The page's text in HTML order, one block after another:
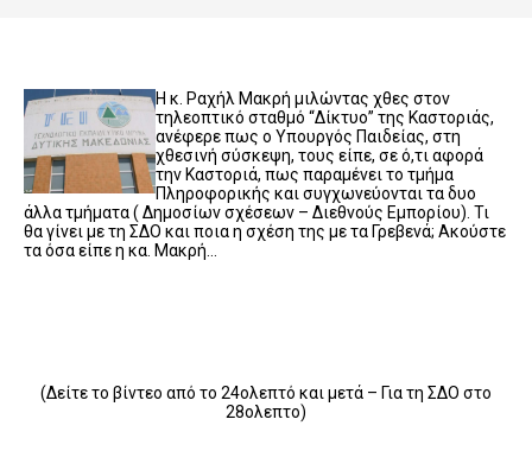
Η κ. Ραχήλ Μακρή μιλώντας χθες στον
τηλεοπτικό σταθμό “Δίκτυο” της Καστοριάς,
ανέφερε πως ο Υπουργός Παιδείας, στη
χθεσινή σύσκεψη, τους είπε, σε ό,τι αφορά
την Καστοριά, πως παραμένει το τμήμα
Πληροφορικής και συγχωνεύονται τα δυο
άλλα τμήματα ( Δημοσίων σχέσεων – Διεθνούς Εμπορίου). Τι
θα γίνει με τη ΣΔΟ και ποια η σχέση της με τα Γρεβενά; Ακούστε
τα όσα είπε η κα. Μακρή…
(Δείτε το βίντεο από το 24ολεπτό και μετά – Για τη ΣΔΟ στο
28ολεπτο)